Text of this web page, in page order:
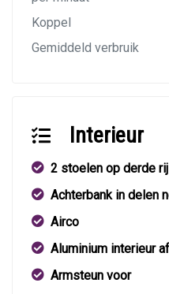
Koppel
Gemiddeld verbruik
Interieur
2 stoelen op derde rij
Achterbank in delen
Airco
Aluminium interieur
Armsteun voor